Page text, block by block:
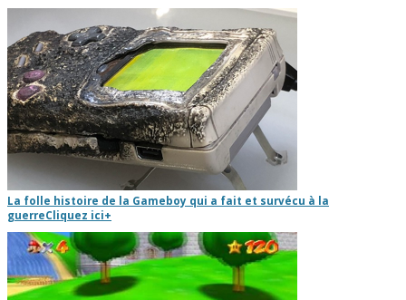
La folle histoire de la Gameboy qui a fait et survécu à la
guerreCliquez ici+